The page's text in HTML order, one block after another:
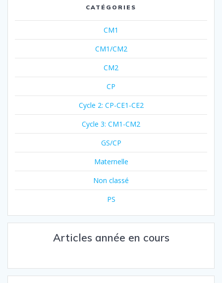
CATÉGORIES
CM1
CM1/CM2
CM2
CP
Cycle 2: CP-CE1-CE2
Cycle 3: CM1-CM2
GS/CP
Maternelle
Non classé
PS
Articles année en cours